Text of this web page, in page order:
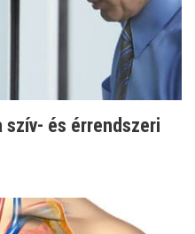
szív- és érrendszeri